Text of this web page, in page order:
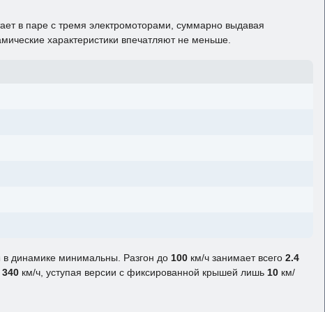
в паре с тремя электромоторами, суммарно выдавая
характеристики впечатляют не меньше.
динамике минимальны. Разгон до 100 км/ч занимает всего 2.4
340 км/ч, уступая версии с фиксированной крышей лишь 10 км/